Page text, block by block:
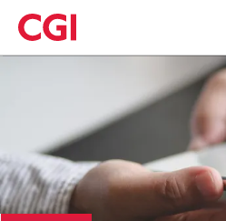
Skip
to
main